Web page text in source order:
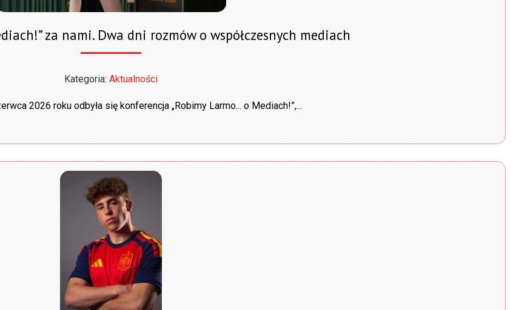
za nami. Dwa dni rozmów o współczesnych mediach
Kategoria: Aktualności
2026 roku odbyła się konferencja „Robimy Larmo... o Mediach!”,...